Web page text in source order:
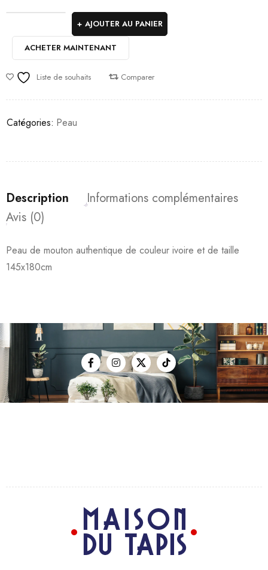
AJOUTER AU PANIER
ACHETER MAINTENANT
Liste de souhaits Comparer
Catégories: Peau
Description
Informations complémentaires
Avis (0)
Peau de mouton authentique de couleur ivoire et de taille
145x180cm